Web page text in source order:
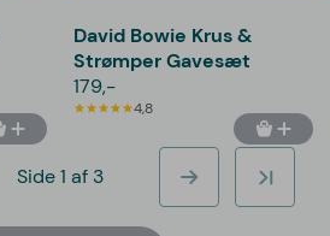
David Bowie Krus &
Strømper Gavesæt
179,-
4,8
Side 1 af 3